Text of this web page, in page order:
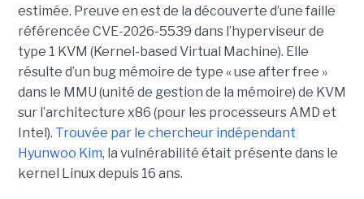
estimée. Preuve en est de la découverte d’une faille
référencée CVE-2026-5539 dans l’hyperviseur de
type 1 KVM (Kernel-based Virtual Machine). Elle
résulte d’un bug mémoire de type « use after free »
dans le MMU (unité de gestion de la mémoire) de KVM
sur l’architecture x86 (pour les processeurs AMD et
Intel). Trouvée par le chercheur indépendant
Hyunwoo Kim, la vulnérabilité était présente dans le
kernel Linux depuis 16 ans.